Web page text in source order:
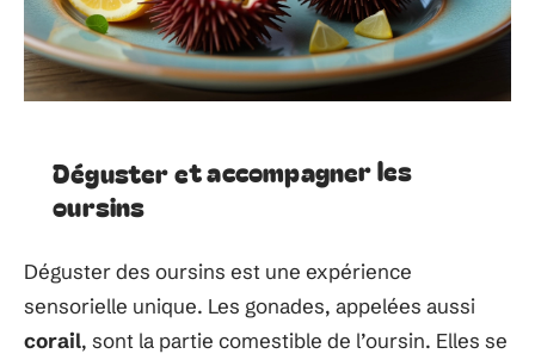
Déguster et accompagner les
oursins
Déguster des oursins est une expérience
sensorielle unique. Les gonades, appelées aussi
corail, sont la partie comestible de l’oursin. Elles se